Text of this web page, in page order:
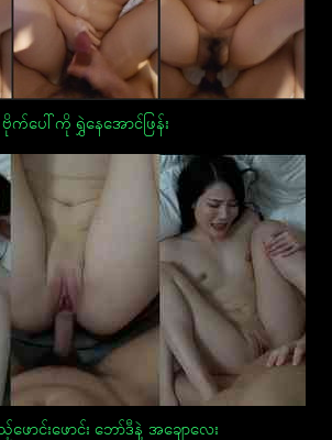
ဗိုက်ပေါ်ကို ရွှဲနေအောင်ဖြန်း
ဖောင်းဖောင်း ဘော်ဒီနဲ့ အချောလေး